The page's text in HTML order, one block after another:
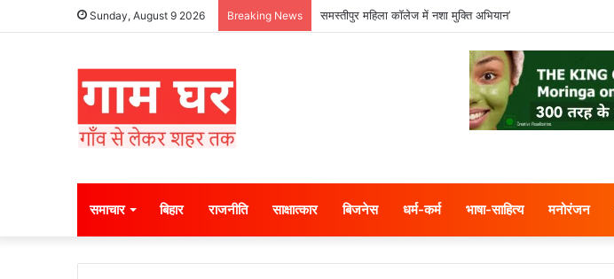
Sunday, August 9 2026 Breaking News समस्तीपुर महिला कॉलेज में नशा मुक्ति अभियान’
समाचार बिहार राजनीति साक्षात्कार बिजनेस धर्म-कर्म भाषा-साहित्य मनोरंजन